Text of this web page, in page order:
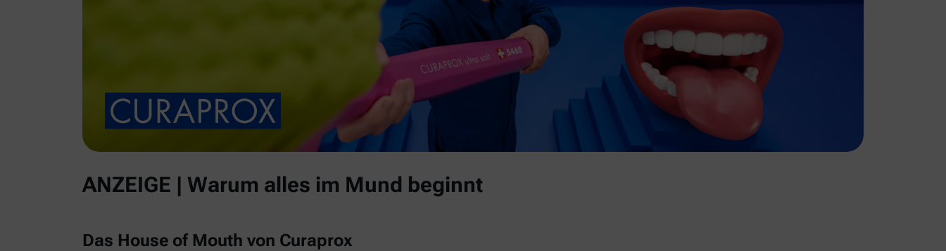
ANZEIGE | Warum alles im Mund beginnt
Das House of Mouth von Curaprox